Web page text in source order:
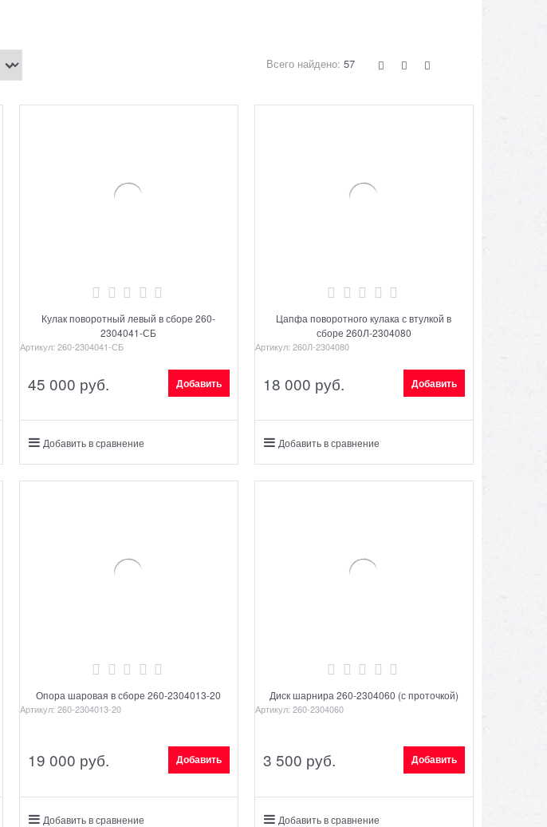
Всего найдено: 57
Кулак поворотный левый в сборе 260-
2304041-СБ
Артикул: 260-2304041-СБ
45 000 руб. Добавить
Добавить в сравнение
Цапфа поворотного кулака с втулкой в
сборе 260Л-2304080
Артикул: 260Л-2304080
18 000 руб. Добавить
Добавить в сравнение
Опора шаровая в сборе 260-2304013-20
Артикул: 260-2304013-20
19 000 руб. Добавить
Добавить в сравнение
Диск шарнира 260-2304060 (с проточкой)
Артикул: 260-2304060
3 500 руб. Добавить
Добавить в сравнение